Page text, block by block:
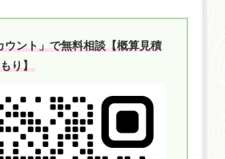
の方はお電話でのご相談がオススメで
からかけ直します。
ウスクリーニング、害虫駆除など、日
に迅速・丁寧に対応している町田市の
田市の便利屋「困りごと解決本舗」公
広島市の便利屋さんクリーンアップ広
の便利屋です。SNSの発信などとても
輩便利屋さんです。広島市の便利屋さ
ームページはこちらお気軽にご相談く
のアドバイス・現地調査・お見積は全
ウント」で無料相談【概算見積
り】